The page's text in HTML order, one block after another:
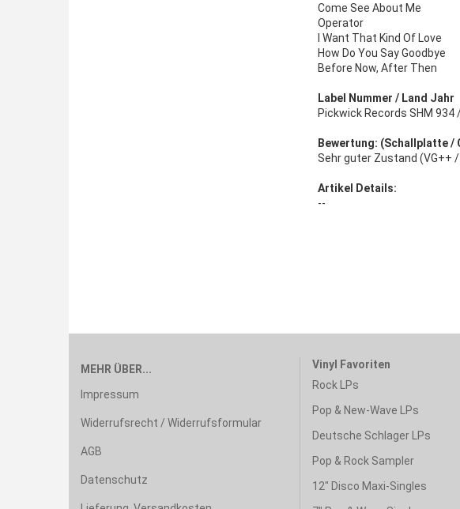
Come See About Me
Operator
I Want That Kind Of Love
How Do You Say Goodbye
Before Now, After Then
Label Nummer / Land Jahr
Pickwick Records SHM 934
Bewertung: (Schallplatte /
Sehr guter Zustand (VG++ /
Artikel Details:
--
MEHR ÜBER...
Impressum
Widerrufsrecht / Widerrufsformular
AGB
Datenschutz
Vinyl Favoriten
Rock LPs
Pop & New-Wave LPs
Deutsche Schlager LPs
Pop & Rock Sampler
12" Disco Maxi-Singles